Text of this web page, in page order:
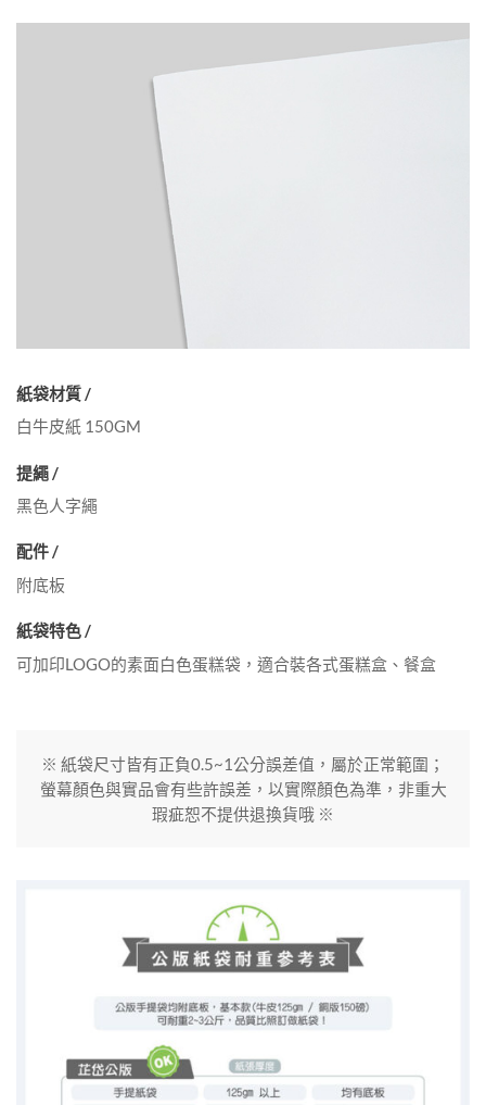
紙袋材質 /
白牛皮紙 150GM
提繩 /
黑色人字繩
配件 /
附底板
紙袋特色 /
可加印LOGO的素面白色蛋糕袋，適合裝各式蛋糕盒、餐盒
※ 紙袋尺寸皆有正負0.5~1公分誤差值，屬於正常範圍；
螢幕顏色與實品會有些許誤差，以實際顏色為準，非重大
瑕疵恕不提供退換貨哦 ※